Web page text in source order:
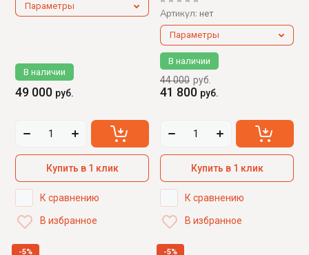
Параметры
В наличии
49 000 руб.
Купить в 1 клик
К сравнению
В избранное
Артикул: нет
Параметры
В наличии
44 000 руб.
41 800 руб.
Купить в 1 клик
К сравнению
В избранное
-5% -5%